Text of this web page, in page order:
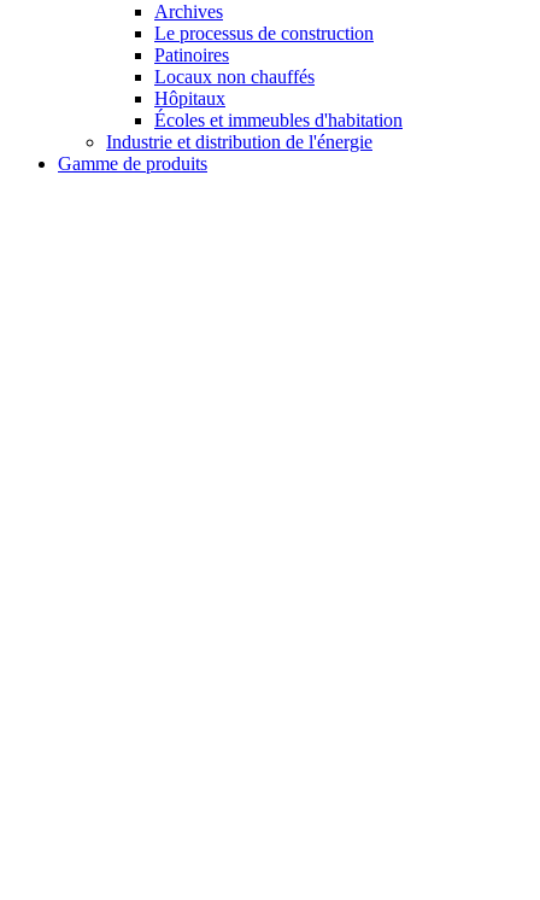
Archives
Le processus de construction
Patinoires
Locaux non chauffés
Hôpitaux
Écoles et immeubles d'habitation
Industrie et distribution de l'énergie
Gamme de produits